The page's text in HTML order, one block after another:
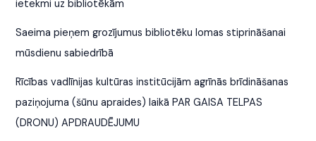
ietekmi uz bibliotēkām
Saeima pieņem grozījumus bibliotēku lomas stiprināšanai
mūsdienu sabiedrībā
Rīcības vadlīnijas kultūras institūcijām agrīnās brīdināšanas
paziņojuma (šūnu apraides) laikā PAR GAISA TELPAS
(DRONU) APDRAUDĒJUMU